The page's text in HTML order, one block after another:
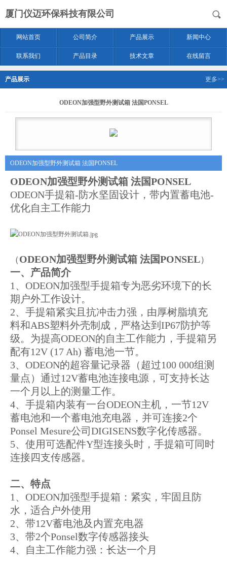
厦门仪迈环保科技有限公司
网站首页 公司简介 产品展示 新闻中心
联系我们 产品目录 技术文章 在线留言
产品展示 更多>>
ODEON加强型野外测试箱 法国PONSEL
ODEON加强型野外测试箱 法国PONSEL
ODEON加强型野外测试箱 法国PONSEL
ODEON手提箱-防水坚固设计，带内置蓄电池-
优化自主工作能力
（ ODEON加强型野外测试箱 法国PONSEL）
一、产品简介
1、ODEON加强型手提箱专为恶劣环境下的长
期户外工作设计。
2、手提箱紧实且抗冲击力强，由厚树脂填充
料和ABS塑料外壳制成，严格达到IP67防护等
级。为提高ODEON的自主工作能力，手提箱另
配有12V (17 Ah) 蓄电池一节。
3、ODEON的超容量记录器（超过100 000组测
量点）通过12V蓄电池连接电源，可支持长达
一个月以上的测量工作。
4、手提箱内装有一台ODEON主机，一节12V
蓄电池和一个蓄电池充电器，并可连接2个
Ponsel Mesure公司DIGISENS数字化传感器。
5、使用可选配件Y型连接头时，手提箱可同时
连接四支传感器。
二、特点
1、ODEON加强型手提箱：紧实，牢固且防
水，适合户外使用
2、带12V蓄电池及内置充电器
3、带2个Ponsel数字传感器接头
4、自主工作能力强：长达一个月